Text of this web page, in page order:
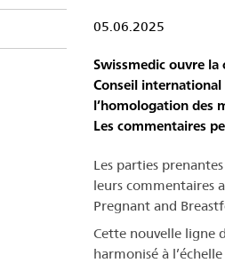
05.06.2025
Swissmedic ouvre
Conseil international
l’homologation des
Les commentaires
Les parties
leurs commentaires
Pregnant and
Cette nouvelle ligne
harmonisé à